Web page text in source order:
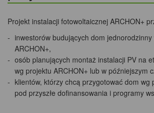
Projekt instalacji fotowoltaicznej ARCHON+
inwestorów budujących dom jednorodzinny
ARCHON+,
osób planujących montaż instalacji PV na
wg projektu ARCHON+ lub w późniejszym
klientów, którzy chcą przygotować dom wg
pod przyszłe dofinansowania i programy